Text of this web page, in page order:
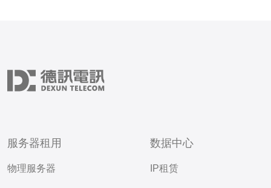
服务器租用
物理服务器
数据中心
IP租赁